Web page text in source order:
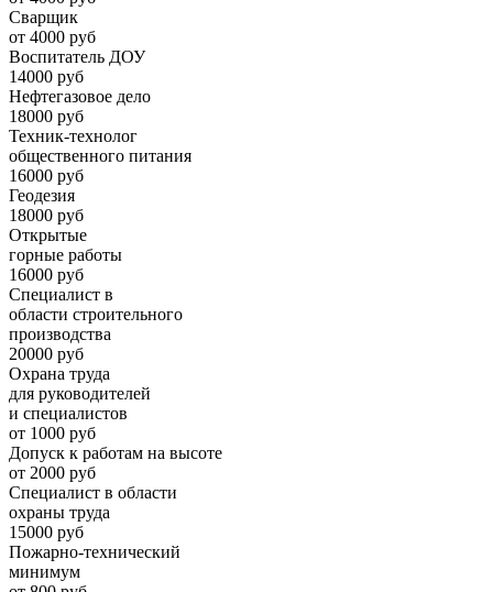
Сварщик
от 4000 руб
Воспитатель ДОУ
14000 руб
Нефтегазовое дело
18000 руб
Техник-технолог
общественного питания
16000 руб
Геодезия
18000 руб
Открытые
горные работы
16000 руб
Специалист в
области строительного
производства
20000 руб
Охрана труда
для руководителей
и специалистов
от 1000 руб
Допуск к работам на высоте
от 2000 руб
Специалист в области
охраны труда
15000 руб
Пожарно-технический
минимум